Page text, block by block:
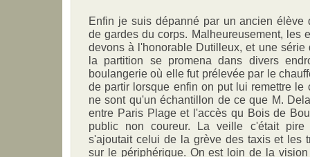
Enfin je suis dépanné par un ancien élève
de gardes du corps. Malheureusement, les
devons à l'honorable Dutilleux, et une série
la partition se promena dans divers
boulangerie où elle fut prélevée par le
de partir lorsque enfin on put lui remettre le
ne sont qu'un échantillon de ce que M.
entre Paris Plage et l'accès qu Bois de
public non coureur. La veille c'était
s'ajoutait celui de la grève des taxis et les
sur le périphérique. On est loin de la